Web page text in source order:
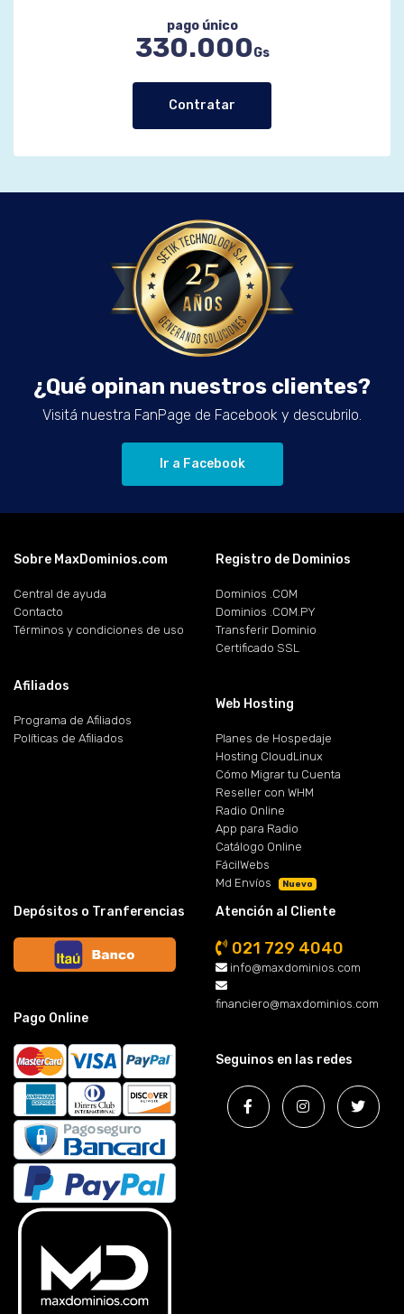
pago único
330.000Gs
Contratar
¿Qué opinan nuestros clientes?
Visitá nuestra FanPage de Facebook y descubrilo.
Ir a Facebook
Sobre MaxDominios.com
Central de ayuda
Contacto
Términos y condiciones de uso
Afiliados
Programa de Afiliados
Políticas de Afiliados
Registro de Dominios
Dominios .COM
Dominios .COM.PY
Transferir Dominio
Certificado SSL
Web Hosting
Planes de Hospedaje
Hosting CloudLinux
Cómo Migrar tu Cuenta
Reseller con WHM
Radio Online
App para Radio
Catálogo Online
FácilWebs
Md Envíos
Nuevo
Depósitos o Tranferencias
Pago Online
Atención al Cliente
021 729 4040
info@maxdominios.com
financiero@maxdominios.com
Seguinos en las redes